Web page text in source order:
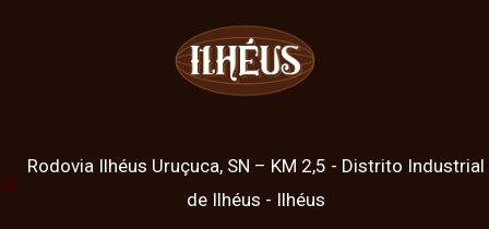
Rodovia Ilhéus Uruçuca, SN – KM 2,5 - Distrito Industrial
de Ilhéus - Ilhéus